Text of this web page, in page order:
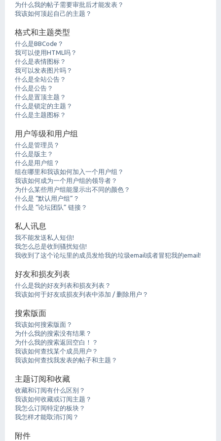
为什么我的帖子需要审批后才能发表？
我该如何顶起自己的主题？
格式和主题类型
什么是BBCode？
我可以使用HTML吗？
什么是表情图标？
我可以发表图片吗？
什么是全站公告？
什么是公告？
什么是置顶主题？
什么是锁定的主题？
什么是主题图标？
用户等级和用户组
什么是管理员？
什么是版主？
什么是用户组？
组在哪里和我该如何加入一个用户组？
我该如何成为一个用户组的领导者？
为什么某些用户组能显示出不同的颜色？
什么是 “默认用户组”？
什么是 “论坛团队” 链接？
私人讯息
我不能发送私人短信!
我怎么总是收到骚扰短信!
我收到了这个论坛里的成员发给我的垃圾email或者冒犯我的email!
好友和损友列表
什么是我的好友列表和损友列表？
我该如何于好友或损友列表中添加 / 删除用户？
搜索版面
我该如何搜索版面？
为什么我的搜索没有结果？
为什么我的搜索返回空白！？
我该如何查找某个成员用户？
我该如何查找我发表的帖子和主题？
主题订阅和收藏
收藏和订阅有什么区别？
我该如何收藏或订阅主题？
我怎么订阅特定的板块？
我怎样才能取消订阅？
附件